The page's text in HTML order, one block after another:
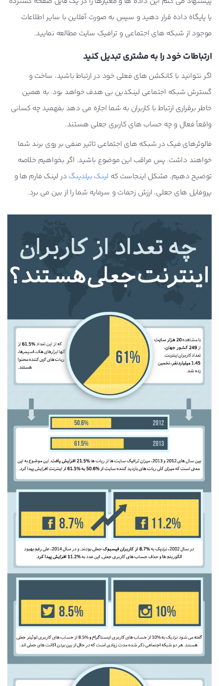
یا پایگاه داده قرار دهید و سپس به صورت آفلاین با سایر اطلاعات
موجود از شبکه های اجتماعی و ترافیک سایت مطالعه نمایید.
ارتباطات خود را به مشتری تبدیل کنید
اگر نتوانید با کانکشن های فعلی خود در ارتباط باشید، ساخت و
گسترش شبکه اجتماعی لینکدین بی هدف خواهد بود. به همین
خاطر برقراری ارتباط با کاربران به شما اجازه می دهد بفهمید چه کسانی
واقعاً فعال و چه حساب های کاربری جعلی هستند.
فالوئرهای فیک در شبکه های اجتماعی تاثیر منفی بر روی برند شما
خواهند داشت. پس مراقب این موضوع باشید. اگر بخواهیم خلاصه
توضیح دهیم، مشکل اینجاست که لینک بیلدینگ در لینک فارم ها و
پروفایل های جعلی، ارزش زحمات و سرمایه شما را از بین می برد.